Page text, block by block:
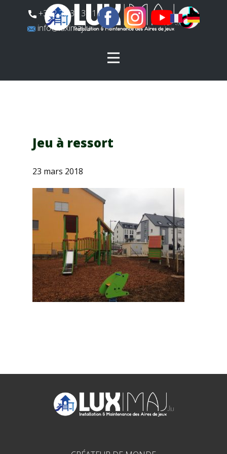
​+352 26 31 37 11
​info@luximaj.lu
Jeu à ressort
23 mars 2018